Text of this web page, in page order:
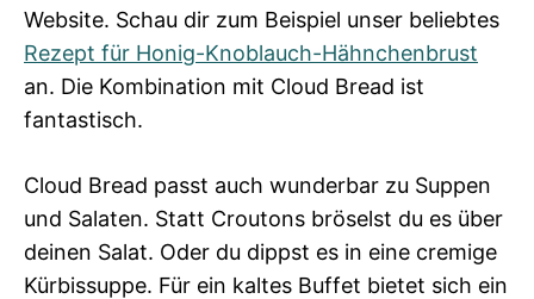
Website. Schau dir zum Beispiel unser beliebtes
Rezept für Honig-Knoblauch-Hähnchenbrust
an. Die Kombination mit Cloud Bread ist
fantastisch.
Cloud Bread passt auch wunderbar zu Suppen
und Salaten. Statt Croutons bröselst du es über
deinen Salat. Oder du dippst es in eine cremige
Kürbissuppe. Für ein kaltes Buffet bietet sich ein